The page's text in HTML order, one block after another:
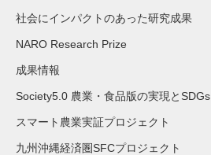
社会にインパクトのあった研究成果
NARO Research Prize
成果情報
Society5.0 農業・食品版の実現とSDGs
スマート農業実証プロジェクト
九州沖縄経済圏SFCプロジェクト